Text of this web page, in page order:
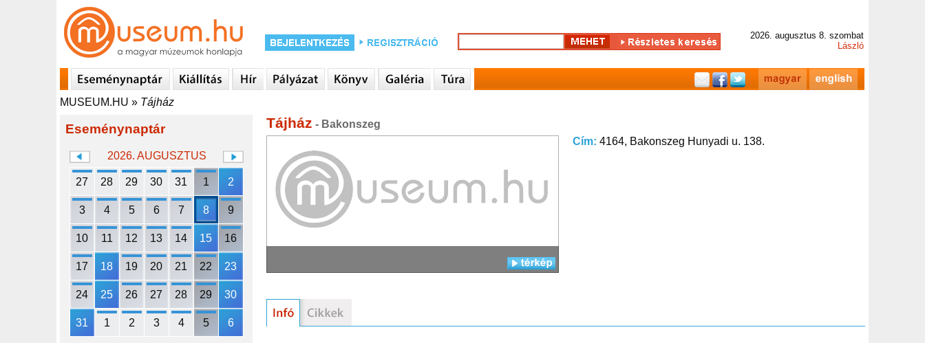
2026. augusztus 8. szombat
László
MUSEUM.HU » Tájház
Eseménynaptár
2026. AUGUSZTUS
27 28 29 30 31 1 2
3 4 5 6 7 8 9
10 11 12 13 14 15 16
17 18 19 20 21 22 23
24 25 26 27 28 29 30
31 1 2 3 4 5 6
Tájház - Bakonszeg
Cím: 4164, Bakonszeg Hunyadi u. 138.